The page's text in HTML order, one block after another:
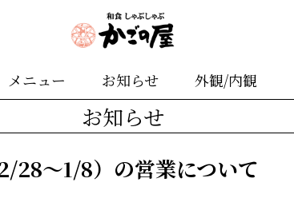
メニュー お知らせ 外観/内観
お知らせ
28～1/8）の営業について